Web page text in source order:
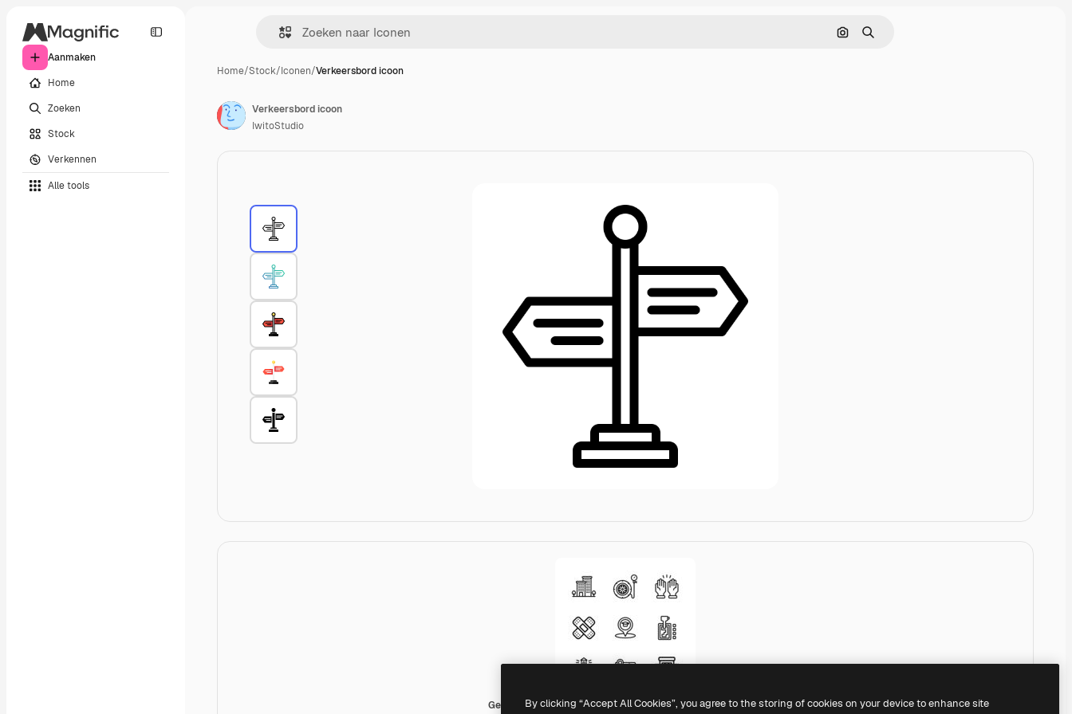
Aanmaken
Home
Zoeken
Stock
Verkennen
Alle tools
Zoeken op afbeelding
Zoeken
Home/Stock/Iconen/Verkeersbord icoon
Generic Detailed Outline
Verkeersbord icoon
IwitoStudio
By clicking “Accept All Cookies”, you agree to the storing of cookies on your device to enhance site